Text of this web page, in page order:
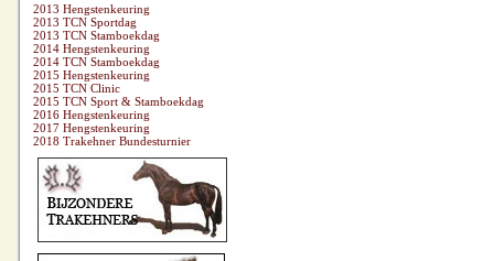
2013 Hengstenkeuring
2013 TCN Sportdag
2013 TCN Stamboekdag
2014 Hengstenkeuring
2014 TCN Stamboekdag
2015 Hengstenkeuring
2015 TCN Clinic
2015 TCN Sport & Stamboekdag
2016 Hengstenkeuring
2017 Hengstenkeuring
2018 Trakehner Bundesturnier